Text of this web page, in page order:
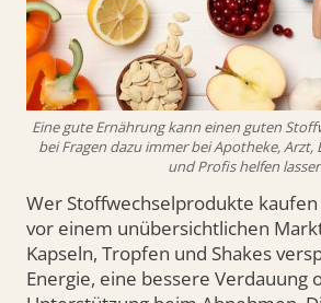
Eine gute Ernährung kann einen guten
bei Fragen dazu immer bei Apotheke,
und Profis helfen
Wer Stoffwechselprodukte
vor einem unübersichtlichen
Kapseln, Tropfen und Shakes
Energie, eine bessere Verdauung